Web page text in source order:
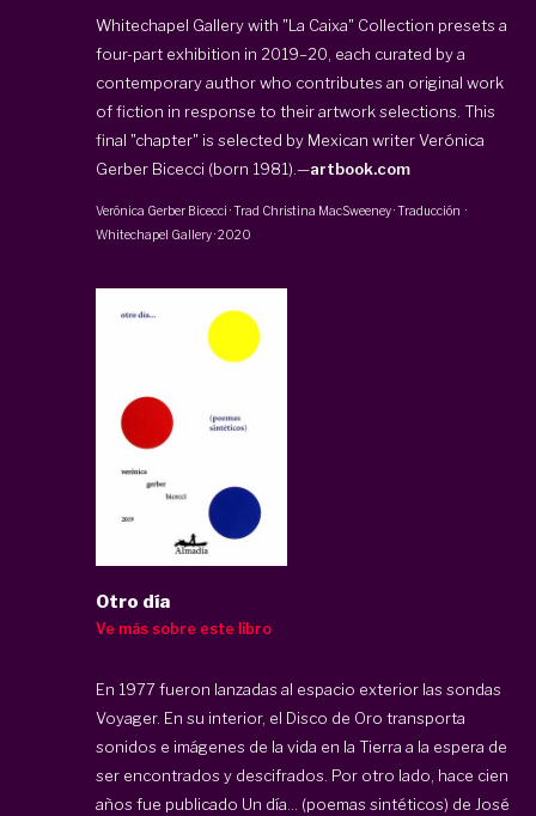
Whitechapel Gallery with "La Caixa" Collection presets a
four-part exhibition in 2019–20, each curated by a
contemporary author who contributes an original work
of fiction in response to their artwork selections. This
final "chapter" is selected by Mexican writer Verónica
Gerber Bicecci (born 1981).—artbook.com
Verónica Gerber Bicecci · Trad Christina MacSweeney·Traducción ·
Whitechapel Gallery·2020
Otro día
Ve más sobre este libro
En 1977 fueron lanzadas al espacio exterior las sondas
Voyager. En su interior, el Disco de Oro transporta
sonidos e imágenes de la vida en la Tierra a la espera de
ser encontrados y descifrados. Por otro lado, hace cien
años fue publicado Un día… (poemas sintéticos) de José